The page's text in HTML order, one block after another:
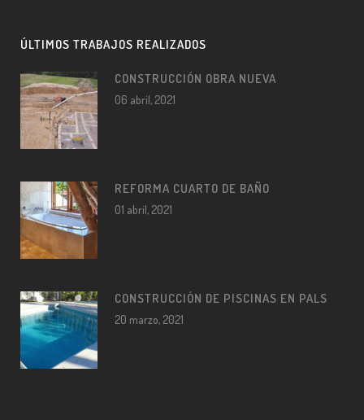
ÚLTIMOS TRABAJOS REALIZADOS
CONSTRUCCIÓN OBRA NUEVA
06 abril, 2021
REFORMA CUARTO DE BAÑO
01 abril, 2021
CONSTRUCCIÓN DE PISCINAS EN PALS
20 marzo, 2021